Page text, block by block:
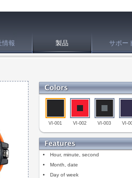
情報 製品 サポー
VI-001 VI-002 VI-003 VI-
Hour, minute, second
Month, date
Day of week